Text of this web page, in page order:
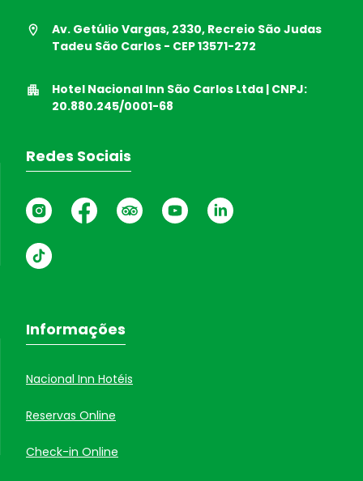
Av. Getúlio Vargas, 2330, Recreio São Judas
Tadeu São Carlos - CEP 13571-272
Hotel Nacional Inn São Carlos Ltda | CNPJ:
20.880.245/0001-68
Redes Sociais
Informações
Nacional Inn Hotéis
Reservas Online
Check-in Online